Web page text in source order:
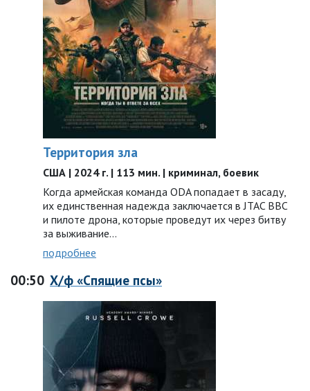
Территория зла
США | 2024 г. | 113 мин. | криминал, боевик
Когда армейская команда ODA попадает в засаду,
их единственная надежда заключается в JTAC ВВС
и пилоте дрона, которые проведут их через битву
за выживание…
подробнее
00:50 Х/ф «Спящие псы»